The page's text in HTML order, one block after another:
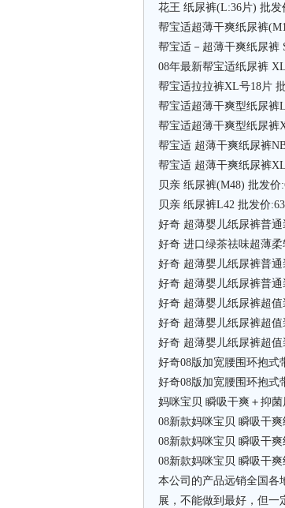
花王 纸尿裤(L:36片) 批发
帮宝适超薄干爽纸尿裤
帮宝适－超薄干爽纸尿裤
08年最新帮宝适纸尿裤
帮宝适拉拉裤XL号18片
帮宝适超薄干爽型纸尿裤
帮宝适超薄干爽型纸尿裤
帮宝适 超薄干爽纸尿裤
帮宝适 超薄干爽纸尿裤
贝亲 纸尿裤(M48) 批发价
贝亲 纸尿裤L42 批发价
好奇 超薄婴儿纸尿裤普
好奇 进口绿茶祛味超薄
好奇 超薄婴儿纸尿裤普
好奇 超薄婴儿纸尿裤普
好奇 超薄婴儿纸尿裤超
好奇 超薄婴儿纸尿裤超
好奇 超薄婴儿纸尿裤超
好奇08版加宽腰围环抱式
好奇08版加宽腰围环抱式
妈咪宝贝 瞬吸干爽＋抑
08新款妈咪宝贝 瞬吸干
08新款妈咪宝贝 瞬吸干
08新款妈咪宝贝 瞬吸干
本公司的产品远销全国各
展，不能做到最好，但一